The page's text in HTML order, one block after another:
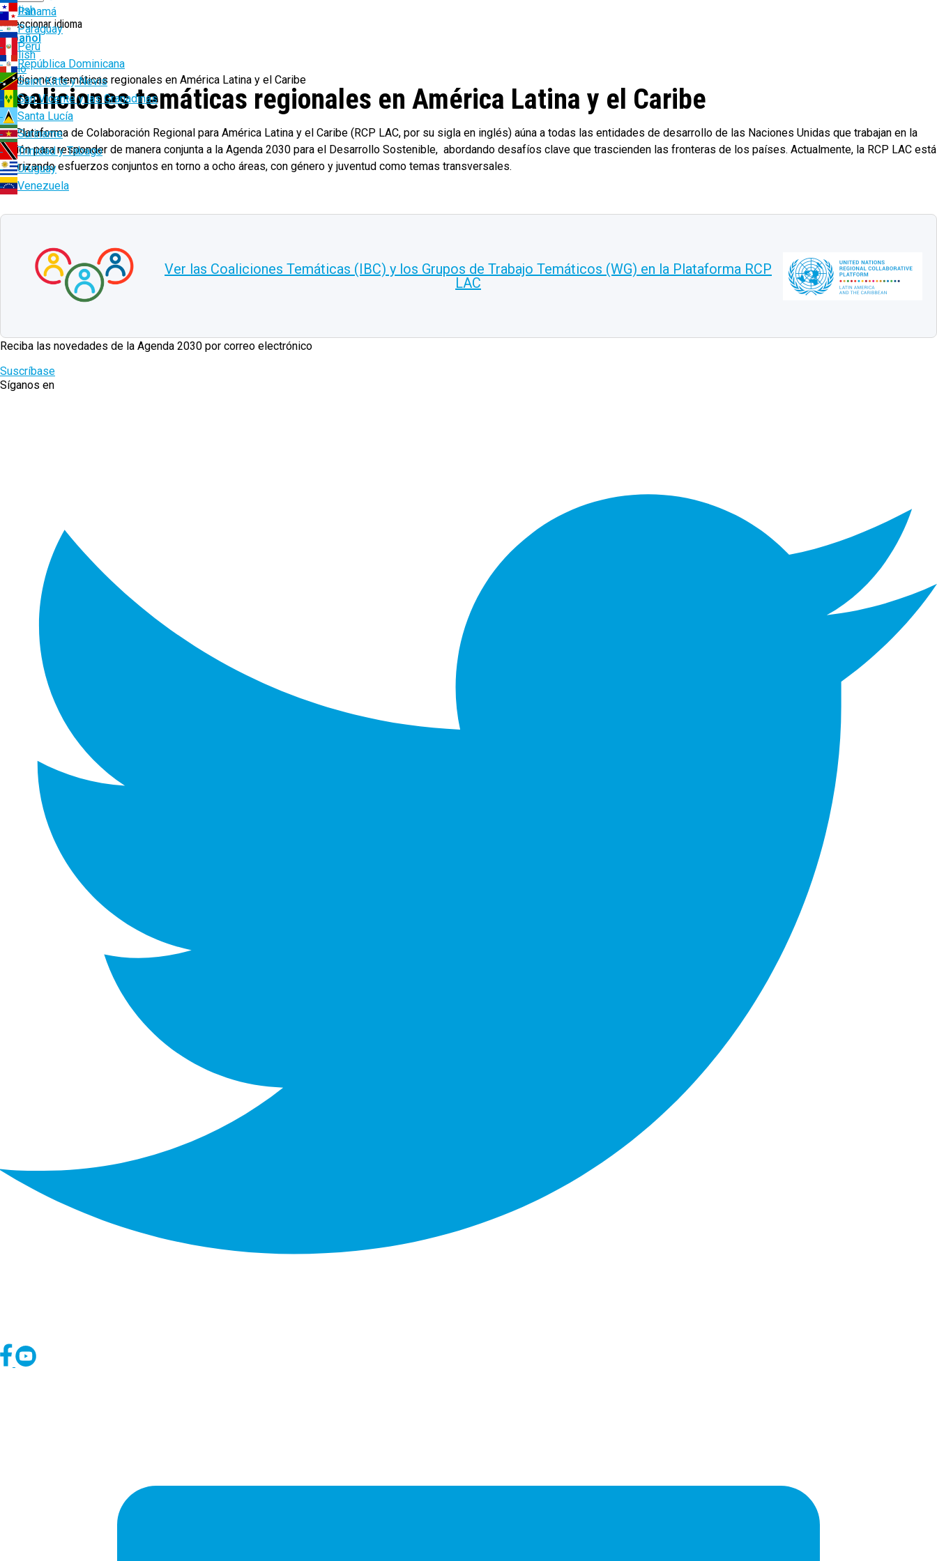
Panamá
Paraguay
Perú
República Dominicana
Saint Kitts y Nevis
San Vicente y las Granadinas
Santa Lucía
Suriname
Trinidad y Tabago
Uruguay
Venezuela
English
Seleccionar idioma
Español
English
Ruta
de
navegación
Inicio
Coaliciones temáticas regionales en América Latina y el Caribe
Coaliciones temáticas regionales en América Latina y el Caribe
La Plataforma de Colaboración Regional para América Latina y el Caribe (RCP LAC, por su sigla en inglés) aúna a todas las entidades de desarrollo de las Naciones Unidas que trabajan en la
región para responder de manera conjunta a la Agenda 2030 para el Desarrollo Sostenible, abordando desafíos clave que trascienden las fronteras de los países. Actualmente, la RCP LAC está
priorizando esfuerzos conjuntos en torno a ocho áreas, con género y juventud como temas transversales.
Ver las Coaliciones Temáticas (IBC) y los Grupos de Trabajo Temáticos (WG) en la Plataforma RCP
LAC
Reciba las novedades de la Agenda 2030 por correo electrónico
Suscríbase
Síganos en